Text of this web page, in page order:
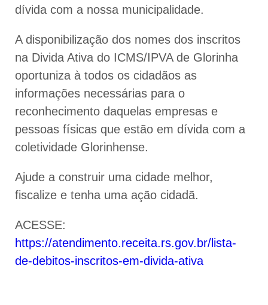
dívida com a nossa municipalidade.
A disponibilização dos nomes dos inscritos
na Divida Ativa do ICMS/IPVA de Glorinha
oportuniza à todos os cidadãos as
informações necessárias para o
reconhecimento daquelas empresas e
pessoas físicas que estão em dívida com a
coletividade Glorinhense.
Ajude a construir uma cidade melhor,
fiscalize e tenha uma ação cidadã.
ACESSE:
https://atendimento.receita.rs.gov.br/lista-
de-debitos-inscritos-em-divida-ativa